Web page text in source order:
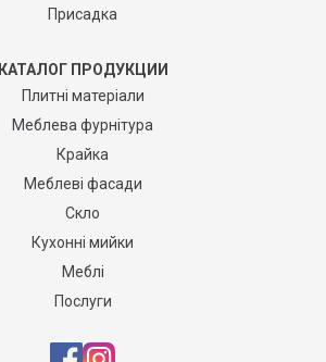
Присадка
КАТАЛОГ ПРОДУКЦИИ
Плитні матеріали
Меблева фурнітура
Крайка
Меблеві фасади
Скло
Кухонні мийки
Меблі
Послуги